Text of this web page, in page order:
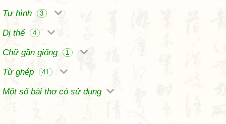
Tự hình
3
Dị thể 4
Chữ gần giống 1
Từ ghép 41
Một số bài thơ có sử dụng